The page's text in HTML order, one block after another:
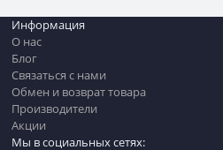
Информация
О нас
Блог
Связаться с нами
Обмен и возврат товара
Производители
Акции
Мы в социальных сетях: